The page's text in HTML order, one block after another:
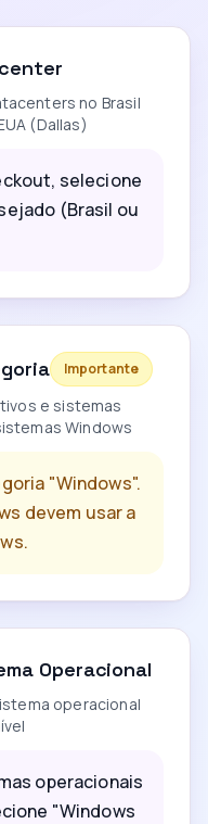
no Brasil
(Dallas)
selecione
(Brasil ou
Importante
e sistemas
Windows
"Windows".
devem usar a
Operacional
operacional
operacionais
"Windows